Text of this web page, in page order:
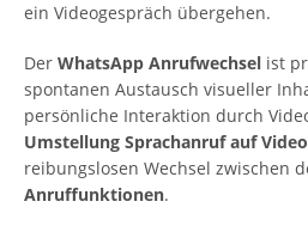
ein Videogespräch übergehen.
Der WhatsApp Anrufwechsel ist
spontanen Austausch visueller
persönliche Interaktion durch
Umstellung Sprachanruf auf
reibungslosen Wechsel zwischen
Anruffunktionen.